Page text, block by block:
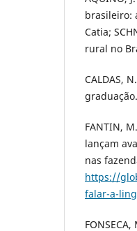
brasileiro:
Catia;
rural no
CALDAS,
FANTIN,
lançam
nas
https://
falar-a-